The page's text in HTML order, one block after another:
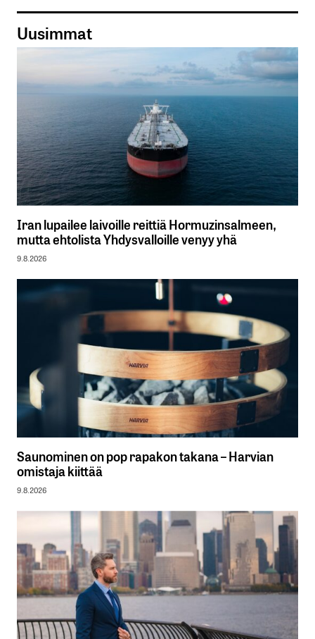
Uusimmat
Iran lupailee laivoille reittiä Hormuzinsalmeen,
mutta ehtolista Yhdysvalloille venyy yhä
9.8.2026
Saunominen on pop rapakon takana – Harvian
omistaja kiittää
9.8.2026